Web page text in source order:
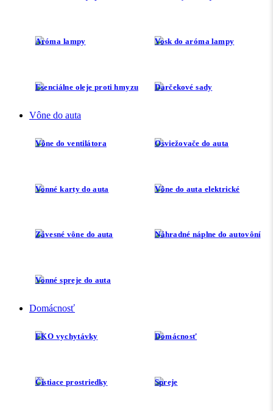
Aróma lampy Vosk do aróma lampy
Esenciálne oleje proti hmyzu Darčekové sady
Vône do auta
Vône do ventilátora Osviežovače do auta
Vonné karty do auta Vône do auta elektrické
Závesné vône do auta Náhradné náplne do autovôní
Vonné spreje do auta
Domácnosť
EKO vychytávky Domácnosť
Čistiace prostriedky Spreje